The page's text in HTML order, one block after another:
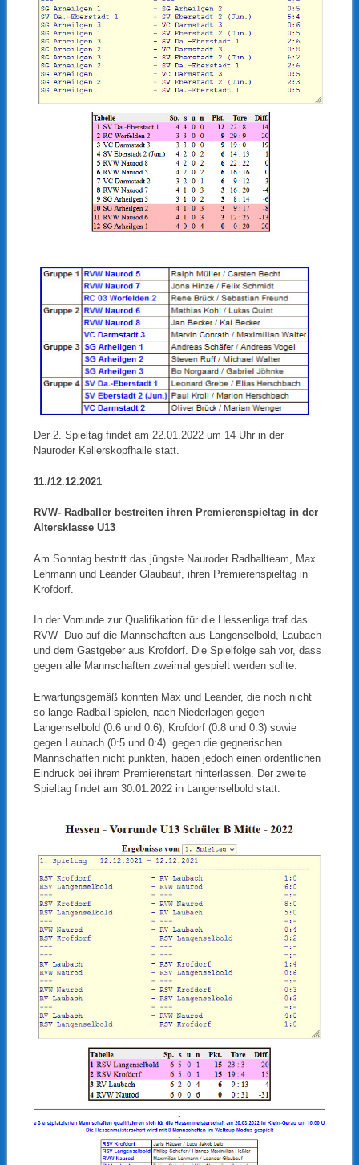
Der 2. Spieltag findet am 22.01.2022 um 14 Uhr in der
Nauroder Kellerskopfhalle statt.
11./12.12.2021
RVW- Radballer bestreiten ihren Premierenspieltag in der
Altersklasse U13
Am Sonntag bestritt das jüngste Nauroder Radballteam, Max
Lehmann und Leander Glaubauf, ihren Premierenspieltag in
Krofdorf.
In der Vorrunde zur Qualifikation für die Hessenliga traf das
RVW- Duo auf die Mannschaften aus Langenselbold, Laubach
und dem Gastgeber aus Krofdorf. Die Spielfolge sah vor, dass
gegen alle Mannschaften zweimal gespielt werden sollte.
Erwartungsgemäß konnten Max und Leander, die noch nicht
so lange Radball spielen, nach Niederlagen gegen
Langenselbold (0:6 und 0:6), Krofdorf (0:8 und 0:3) sowie
gegen Laubach (0:5 und 0:4) gegen die gegnerischen
Mannschaften nicht punkten, haben jedoch einen ordentlichen
Eindruck bei ihrem Premierenstart hinterlassen. Der zweite
Spieltag findet am 30.01.2022 in Langenselbold statt.